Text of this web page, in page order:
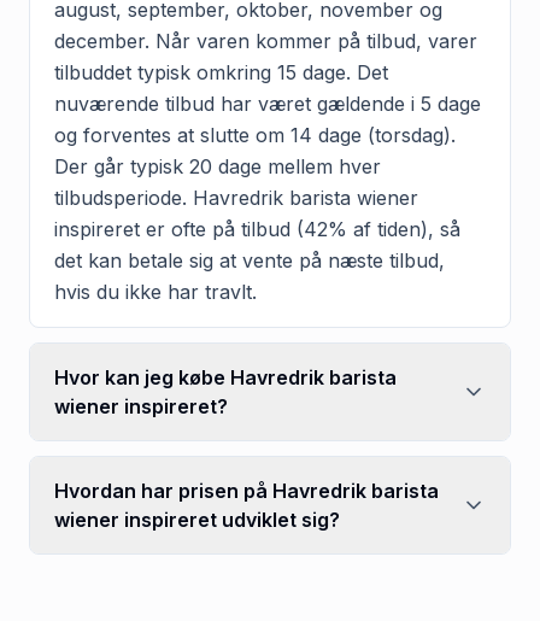
august, september, oktober, november og
december. Når varen kommer på tilbud, varer
tilbuddet typisk omkring 15 dage. Det
nuværende tilbud har været gældende i 5 dage
og forventes at slutte om 14 dage (torsdag).
Der går typisk 20 dage mellem hver
tilbudsperiode. Havredrik barista wiener
inspireret er ofte på tilbud (42% af tiden), så
det kan betale sig at vente på næste tilbud,
hvis du ikke har travlt.
Hvor kan jeg købe Havredrik barista
wiener inspireret?
Hvordan har prisen på Havredrik barista
wiener inspireret udviklet sig?